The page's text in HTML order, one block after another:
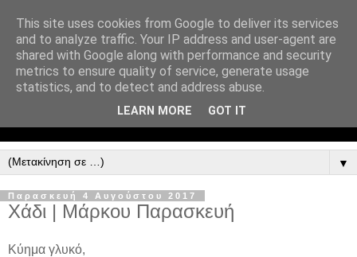
▼
Παρασκευή 4 Αυγούστου 2017
Χάδι | Μάρκου Παρασκευή
Κύημα γλυκό,
This site uses cookies from Google to deliver its services
and to analyze traffic. Your IP address and user-agent are
shared with Google along with performance and security
metrics to ensure quality of service, generate usage
statistics, and to detect and address abuse.
LEARN MORE GOT IT